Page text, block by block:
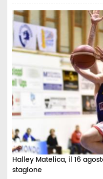
Halley Matelica, il 16
stagione